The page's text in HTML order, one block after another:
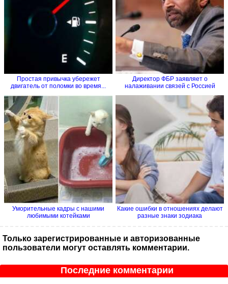
Простая привычка убережет
двигатель от поломки во время...
Директор ФБР заявляет о
налаживании связей с Россией
Уморительные кадры с нашими
любимыми котейками
Какие ошибки в отношениях делают
разные знаки зодиака
Только зарегистрированные и авторизованные
пользователи могут оставлять комментарии.
Последние комментарии